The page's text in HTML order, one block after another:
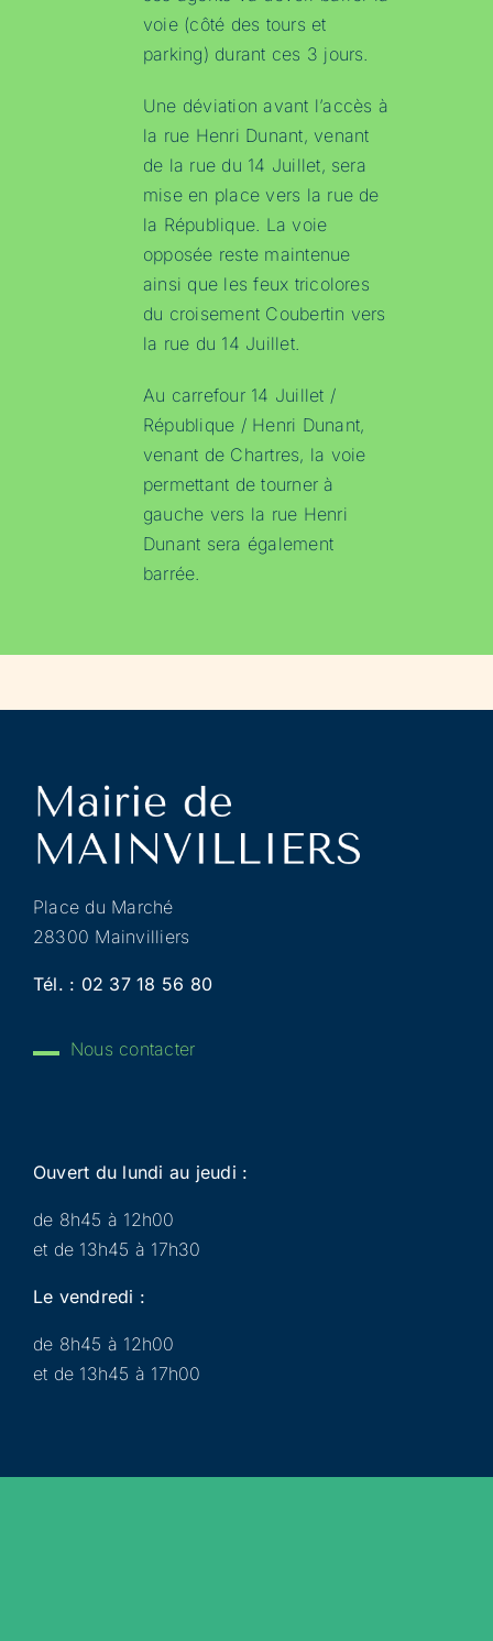
voie (côté des tours et
parking) durant ces 3 jours.
Une déviation avant l’accès à
la rue Henri Dunant, venant
de la rue du 14 Juillet, sera
mise en place vers la rue de
la République. La voie
opposée reste maintenue
ainsi que les feux tricolores
du croisement Coubertin vers
la rue du 14 Juillet.
Au carrefour 14 Juillet /
République / Henri Dunant,
venant de Chartres, la voie
permettant de tourner à
gauche vers la rue Henri
Dunant sera également
barrée.
Place du Marché
28300 Mainvilliers
Tél. : 02 37 18 56 80
Nous contacter
Ouvert du lundi au jeudi :
de 8h45 à 12h00
et de 13h45 à 17h30
Le vendredi :
de 8h45 à 12h00
et de 13h45 à 17h00